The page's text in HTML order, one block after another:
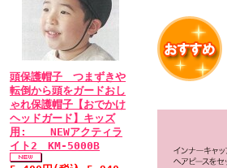
頭保護帽子 つまずきや
転倒から頭をガードおし
ゃれ保護帽子【おでかけ
ヘッドガード】キッズ
用: NEWアクティラ
イト2 KM-5000B